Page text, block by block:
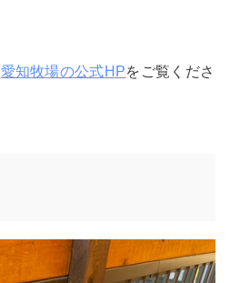
愛知牧場の公式HPをご覧くださ